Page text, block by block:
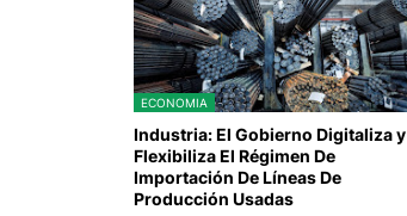
ECONOMIA
Industria: El Gobierno Digitaliza y
Flexibiliza El Régimen De
Importación De Líneas De
Producción Usadas